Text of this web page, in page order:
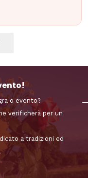
o evento?
verificherà per un
a tradizioni ed